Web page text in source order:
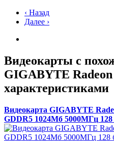
‹ Назад
Далее ›
Видеокарты с
GIGABYTE Radeon
характеристиками
Видеокарта GIGABYTE
GDDR5 1024Мб 5000МГц 128